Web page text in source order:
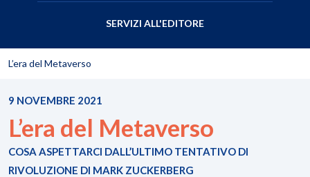
SERVIZI ALL'EDITORE
L’era del Metaverso
9 NOVEMBRE 2021
L’era del Metaverso
COSA ASPETTARCI DALL’ULTIMO TENTATIVO DI
RIVOLUZIONE DI MARK ZUCKERBERG